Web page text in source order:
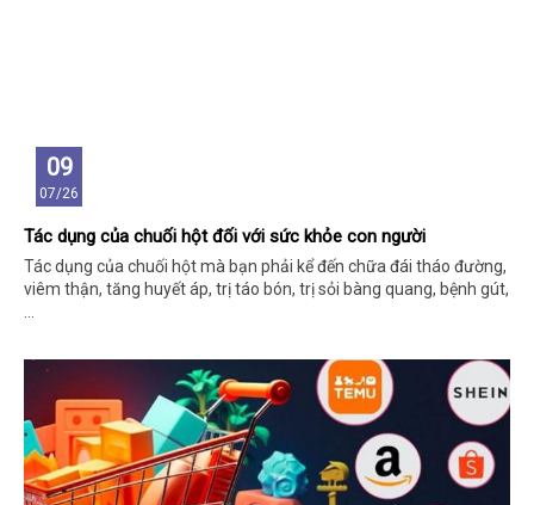
09
07/26
Tác dụng của chuối hột đối với sức khỏe con người
Tác dụng của chuối hột mà bạn phải kể đến chữa đái tháo đường,
viêm thận, tăng huyết áp, trị táo bón, trị sỏi bàng quang, bệnh gút,